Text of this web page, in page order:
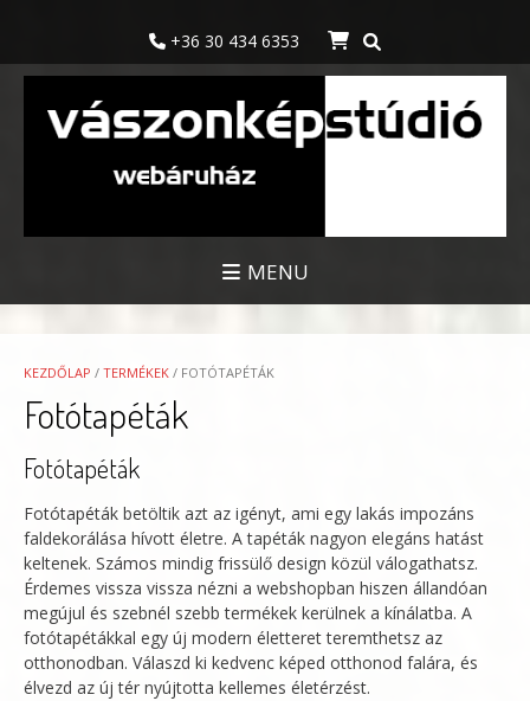
content
+36 30 434 6353
MENU
KEZDŐLAP / TERMÉKEK / FOTÓTAPÉTÁK
Fotótapéták
Fotótapéták
Fotótapéták betöltik azt az igényt, ami egy lakás impozáns
faldekorálása hívott életre. A tapéták nagyon elegáns hatást
keltenek. Számos mindig frissülő design közül válogathatsz.
Érdemes vissza vissza nézni a webshopban hiszen állandóan
megújul és szebnél szebb termékek kerülnek a kínálatba. A
fotótapétákkal egy új modern életteret teremthetsz az
otthonodban. Válaszd ki kedvenc képed otthonod falára, és
élvezd az új tér nyújtotta kellemes életérzést.